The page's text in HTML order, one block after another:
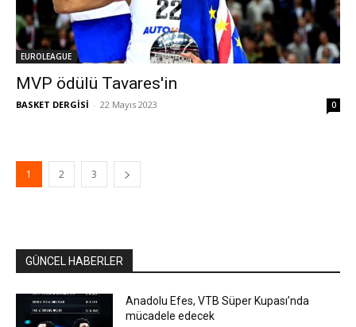
EUROLEAGUE
MVP ödülü Tavares'in
BASKET DERGİSİ - 22 Mayıs 2023 0
1 2 3
GÜNCEL HABERLER
Anadolu Efes, VTB Süper Kupası’nda
mücadele edecek